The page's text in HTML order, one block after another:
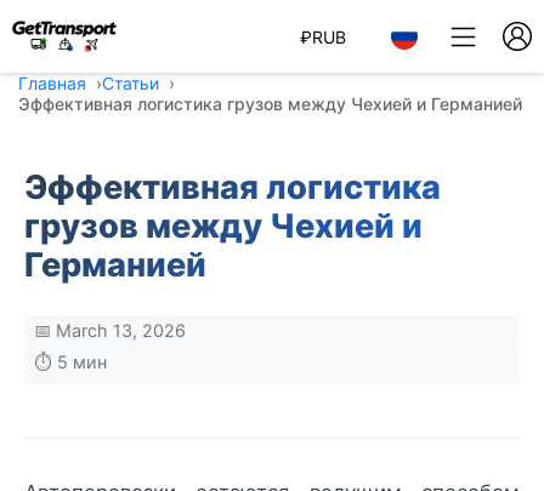
₽RUB
Главная
Статьи
Эффективная логистика грузов между Чехией и Германией
Эффективная логистика
грузов между Чехией и
Германией
📅 March 13, 2026
⏱️ 5 мин